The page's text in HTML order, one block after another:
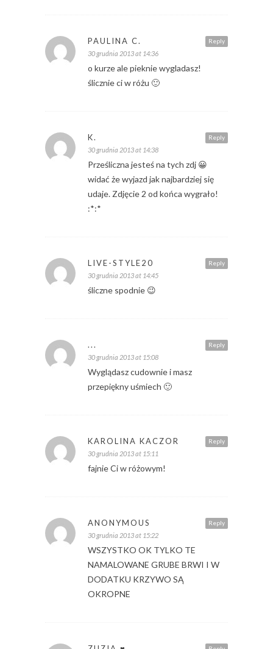
Reply
PAULINA C.
30 grudnia 2013 at 14:36
o kurze ale pieknie wygladasz!
ślicznie ci w różu 🙂
Reply
K.
30 grudnia 2013 at 14:38
Prześliczna jesteś na tych zdj 😀
widać że wyjazd jak najbardziej się
udaje. Zdjęcie 2 od końca wygrało!
:*:*
Reply
LIVE-STYLE20
30 grudnia 2013 at 14:45
śliczne spodnie 😉
Reply
...
30 grudnia 2013 at 15:08
Wyglądasz cudownie i masz
przepiękny uśmiech 🙂
Reply
KAROLINA KACZOR
30 grudnia 2013 at 15:11
fajnie Ci w różowym!
Reply
ANONYMOUS
30 grudnia 2013 at 15:22
WSZYSTKO OK TYLKO TE
NAMALOWANE GRUBE BRWI I W
DODATKU KRZYWO SĄ
OKROPNE